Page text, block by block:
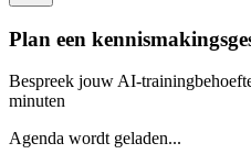
Plan een
Bespreek jouw AI-
minuten
Agenda wordt geladen...